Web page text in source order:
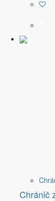
Chránič